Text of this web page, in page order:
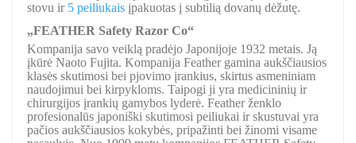
stovu ir 5 peiliukais įpakuotas į subtilią dovanų dėžutę.
„FEATHER Safety Razor Co“
Kompanija savo veiklą pradėjo Japonijoje 1932 metais. Ją
įkūrė Naoto Fujita. Kompanija Feather gamina aukščiausios
klasės skutimosi bei pjovimo įrankius, skirtus asmeniniam
naudojimui bei kirpykloms. Taipogi ji yra medicininių ir
chirurgijos įrankių gamybos lyderė. Feather ženklo
profesionalūs japoniški skutimosi peiliukai ir skustuvai yra
pačios aukščiausios kokybės, pripažinti bei žinomi visame